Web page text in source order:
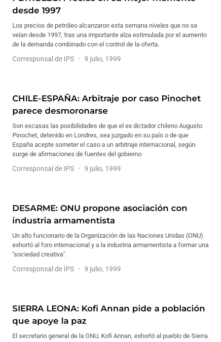
desde 1997
Los precios de petróleo alcanzaron esta semana niveles que no se
veían desde 1997, tras una importante alza estimulada por el aumento
de la demanda combinado con el control de la oferta.
Corresponsal de IPS 9 julio, 1999
CHILE-ESPAÑA: Arbitraje por caso Pinochet
parece desmoronarse
Son escasas las posibilidades de que el ex dictador chileno Augusto
Pinochet, detenido en Londres, sea juzgado en su país o de que
España acepte someter el caso a un arbitraje internacional, según
surge de afirmaciones de fuentes del gobierno
Corresponsal de IPS 9 julio, 1999
DESARME: ONU propone asociación con
industria armamentista
Un alto funcionario de la Organización de las Naciones Unidas (ONU)
exhortó al foro internacional y a la industria armamentista a formar una
"sociedad creativa".
Corresponsal de IPS 9 julio, 1999
SIERRA LEONA: Kofi Annan pide a población
que apoye la paz
El secretario general de la ONU, Kofi Annan, exhortó al pueblo de Sierra